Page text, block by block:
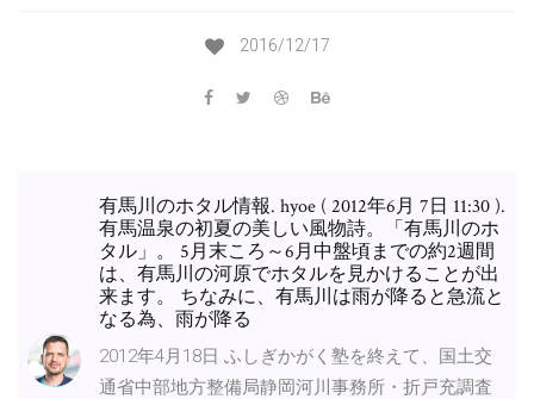
2016/12/17
有馬川のホタル情報. hyoe ( 2012年6月 7日 11:30 ).
有馬温泉の初夏の美しい風物詩。「有馬川のホ
タル」。 5月末ころ～6月中盤頃までの約2週間
は、有馬川の河原でホタルを見かけることが出
来ます。 ちなみに、有馬川は雨が降ると急流と
なる為、雨が降る
2012年4月18日 ふしぎかがく塾を終えて、国土交
通省中部地方整備局静岡河川事務所・折戸充調査